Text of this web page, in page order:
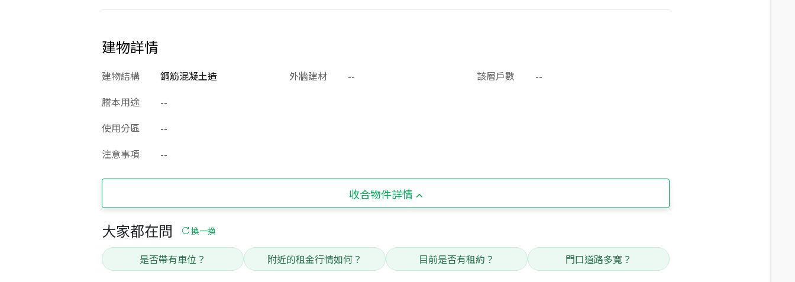
建物詳情
建物結構 鋼筋混凝土造 外牆建材 -- 該層戶數
--
謄本用途
--
使用分區
--
注意事項
--
收合物件詳情
大家都在問 換一換
是否帶有車位？ 附近的租金行情如何？ 目前是否有租約？ 門口道路多寬？